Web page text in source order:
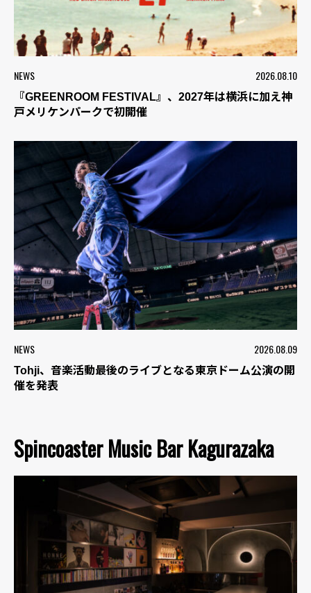
NEWS 2026.08.10
『GREENROOM FESTIVAL』、2027年は横浜に加え神
戸メリケンパークで初開催
NEWS 2026.08.09
Tohji、音楽活動最後のライブとなる東京ドーム公演の開
催を発表
Spincoaster Music Bar Kagurazaka